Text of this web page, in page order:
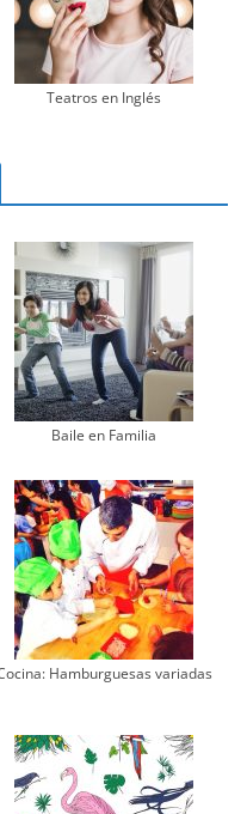
Teatros en Inglés
Baile en Familia
Hamburguesas variadas